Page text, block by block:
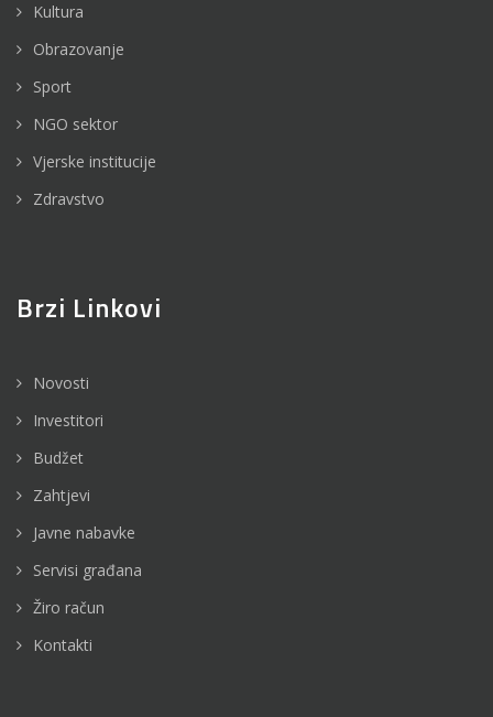
Kultura
Obrazovanje
Sport
NGO sektor
Vjerske institucije
Zdravstvo
Brzi Linkovi
Novosti
Investitori
Budžet
Zahtjevi
Javne nabavke
Servisi građana
Žiro račun
Kontakti